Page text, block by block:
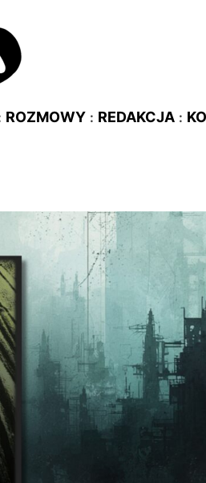
ROZMOWY REDAKCJA